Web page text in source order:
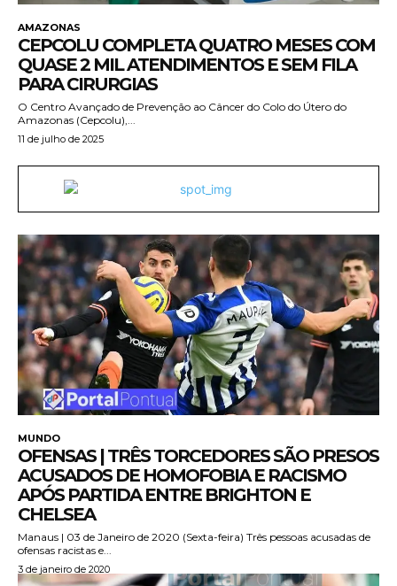
AMAZONAS
CEPCOLU COMPLETA QUATRO MESES COM
QUASE 2 MIL ATENDIMENTOS E SEM FILA
PARA CIRURGIAS
O Centro Avançado de Prevenção ao Câncer do Colo do Útero do
Amazonas (Cepcolu),...
11 de julho de 2025
MUNDO
OFENSAS | TRÊS TORCEDORES SÃO PRESOS
ACUSADOS DE HOMOFOBIA E RACISMO
APÓS PARTIDA ENTRE BRIGHTON E
CHELSEA
Manaus | 03 de Janeiro de 2020 (Sexta-feira) Três pessoas acusadas de
ofensas racistas e...
3 de janeiro de 2020